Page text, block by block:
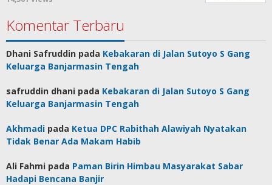
Komentar Terbaru
Dhani Safruddin pada Kebakaran di Jalan Sutoyo S Gang
Keluarga Banjarmasin Tengah
safruddin dhani pada Kebakaran di Jalan Sutoyo S Gang
Keluarga Banjarmasin Tengah
Akhmadi pada Ketua DPC Rabithah Alawiyah Nyatakan
Tidak Benar Ada Makam Habib
Ali Fahmi pada Paman Birin Himbau Masyarakat Sabar
Hadapi Bencana Banjir